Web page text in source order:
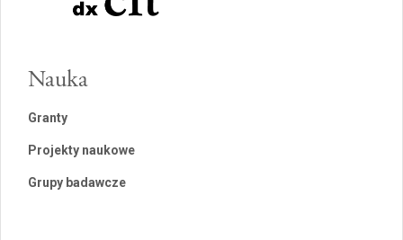
Nauka
Granty
Projekty naukowe
Grupy badawcze